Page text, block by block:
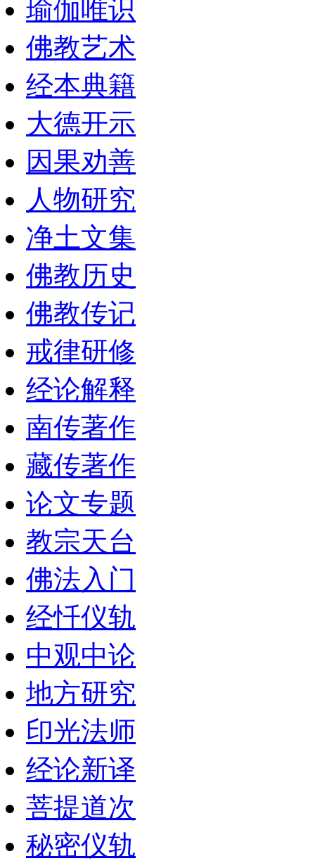
瑜伽唯识
佛教艺术
经本典籍
大德开示
因果劝善
人物研究
净土文集
佛教历史
佛教传记
戒律研修
经论解释
南传著作
藏传著作
论文专题
教宗天台
佛法入门
经忏仪轨
中观中论
地方研究
印光法师
经论新译
菩提道次
秘密仪轨